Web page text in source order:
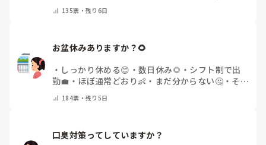
135票・残り6日
お盆休みありますか？🌻
・ しっかり休める😊 ・ 数日休み🌻 ・ シフト制で出
勤💼 ・ ほぼ通常どおり👶 ・ まだ分からない🤔・ その
184票・残り5日
口臭対策ってしていますか？